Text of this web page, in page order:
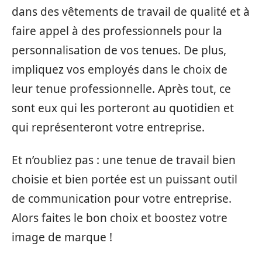
dans des vêtements de travail de qualité et à
faire appel à des professionnels pour la
personnalisation de vos tenues. De plus,
impliquez vos employés dans le choix de
leur tenue professionnelle. Après tout, ce
sont eux qui les porteront au quotidien et
qui représenteront votre entreprise.
Et n’oubliez pas : une tenue de travail bien
choisie et bien portée est un puissant outil
de communication pour votre entreprise.
Alors faites le bon choix et boostez votre
image de marque !